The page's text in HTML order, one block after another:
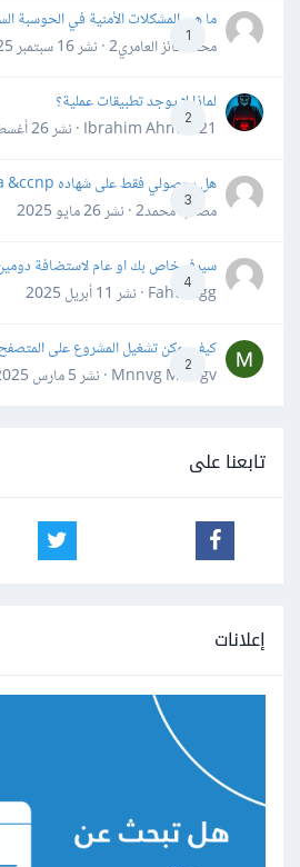
1
ما هي المشكلات الأمنية في الحوسبة
محمد فائز العامري2 · نشر
16 سبتمبر 2025
2
لماذا لا يوجد تطبيقات عملية؟
Ibrahim Ahmed21 · نشر
26 أغسطس 2025
3
هل بحصولي فقط على شهاده ccna &ccnp ساجد عمل
مصعب محمد2 · نشر
26 مايو 2025
4
سيرفر خاص بك او عام لاستضافة
Fahd Ggg · نشر
11 أبريل 2025
2
كيف يمكن تشغيل المشروع على
Mnnvg Mnbgv · نشر
5 مارس 2025
تابعنا على
إعلانات